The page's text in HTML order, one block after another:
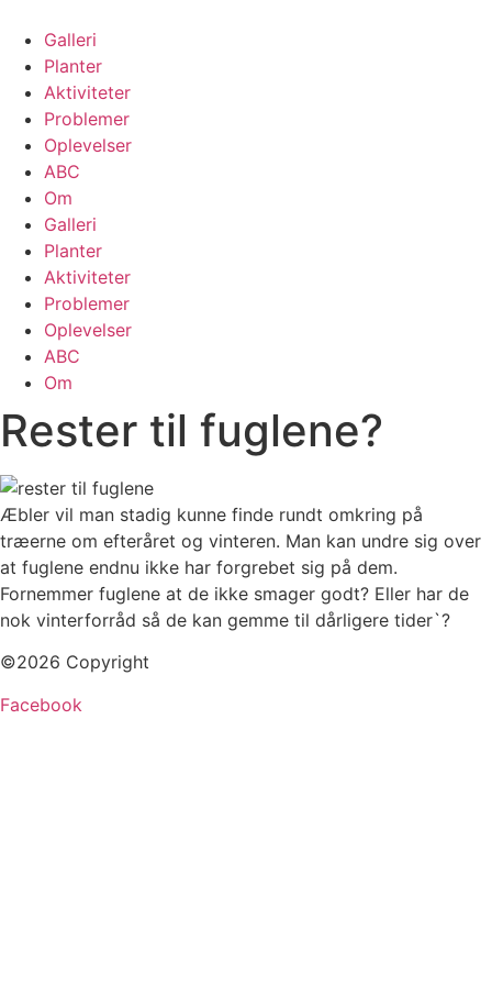
content
Galleri
Planter
Aktiviteter
Problemer
Oplevelser
ABC
Om
Galleri
Planter
Aktiviteter
Problemer
Oplevelser
ABC
Om
Rester til fuglene?
Æbler vil man stadig kunne finde rundt omkring på
træerne om efteråret og vinteren. Man kan undre sig over
at fuglene endnu ikke har forgrebet sig på dem.
Fornemmer fuglene at de ikke smager godt? Eller har de
nok vinterforråd så de kan gemme til dårligere tider`?
©2026 Copyright
Facebook